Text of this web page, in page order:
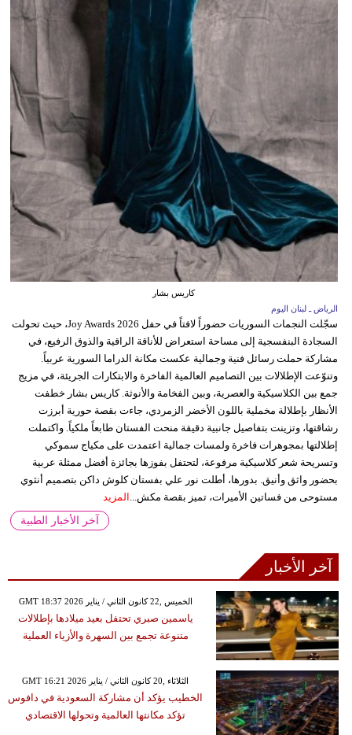
كاريس بشار
الرياض ـ لبنان اليوم
سجّلت النجمات السوريات حضوراً لافتاً في حفل Joy Awards 2026، حيث تحولت
السجادة البنفسجية إلى مساحة استعراض للأناقة الراقية والذوق الرفيع، في
مشاركة حملت رسائل فنية وجمالية عكست مكانة الدراما السورية عربياً.
وتنوّعت الإطلالات بين التصاميم العالمية الفاخرة والابتكارات الجريئة، في مزيج
جمع بين الكلاسيكية والعصرية، وبين الفخامة والأنوثة. كاريس بشار خطفت
الأنظار بإطلالة مخملية باللون الأخضر الزمردي، جاءت بقصة حورية أبرزت
رشاقتها، وتزينت بتفاصيل جانبية دقيقة منحت الفستان طابعاً ملكياً. واكتملت
إطلالتها بمجوهرات فاخرة ولمسات جمالية اعتمدت على مكياج سموكي
وتسريحة شعر كلاسيكية مرفوعة، لتحتفل بفوزها بجائزة أفضل ممثلة عربية
بحضور واثق وأنيق. بدورها، أطلت نور علي بفستان كلوش داكن بتصميم أنثوي
مستوحى من فساتين الأميرات، تميز بقصة مكش... المزيد
آخر الأخبار الطبية
آخر الأخبار
GMT 18:37 2026 الخميس ,22 كانون الثاني / يناير
ياسمين صبري تحتفل بعيد ميلادها بإطلالات
متنوعة تجمع بين السهرة والأزياء العملية
GMT 16:21 2026 الثلاثاء ,20 كانون الثاني / يناير
الخطيب يؤكد أن مشاركة السعودية في دافوس
تؤكد مكانتها العالمية وتحولها الاقتصادي